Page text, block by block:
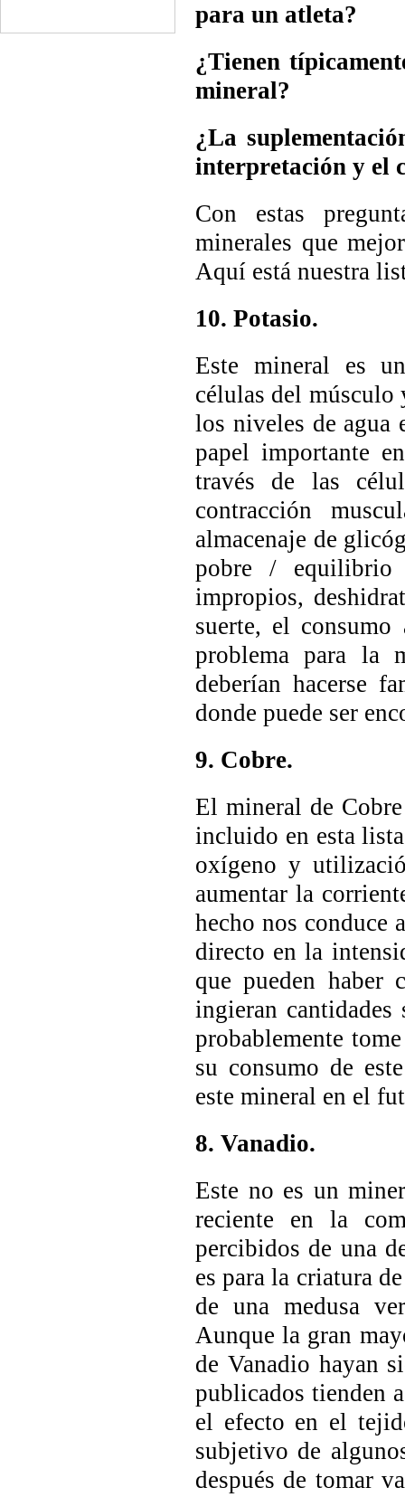
para un atleta?
¿Tienen
mineral?
¿La
interpretación y el
Con estas
minerales que
Aquí está nuestra
10. Potasio.
Este mineral es
células del músculo
los niveles de agua
papel importante
través de las
contracción
almacenaje de
pobre / equilibrio
impropios,
suerte, el
problema para la
deberían hacerse
donde puede ser
9. Cobre.
El mineral de
incluido en esta
oxígeno y
aumentar la
hecho nos conduce
directo en la
que pueden haber
ingieran
probablemente
su consumo de
este mineral en el
8. Vanadio.
Este no es un
reciente en la
percibidos de una
es para la criatura
de una medusa
Aunque la gran
de Vanadio hayan
publicados tienden
el efecto en el
subjetivo de
después de tomar